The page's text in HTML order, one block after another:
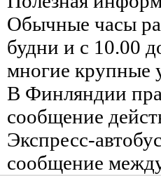
Обычные часы
будни и с 10.00
многие крупные
В Финляндии
сообщение
Экспресс-
сообщение